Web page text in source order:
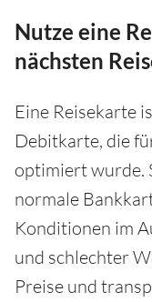
Nutze eine
nächsten
Eine Reisekarte
Debitkarte, die
optimiert wurde.
normale
Konditionen im
und schlechter
Preise und